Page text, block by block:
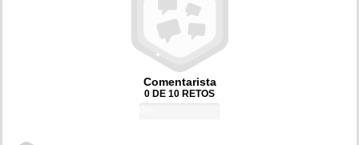
Comentarista
0 DE 10 RETOS